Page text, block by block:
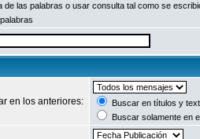
de las palabras o usar consulta tal como se
en los anteriores:
Buscar en títulos y
Buscar solamente en